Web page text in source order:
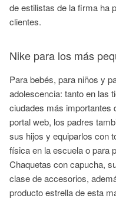
de estilistas de la firma ha
clientes.
Nike para los más
Para bebés, para niños y
adolescencia: tanto en las
ciudades más importantes
portal web, los padres
sus hijos y equiparlos con
física en la escuela o para
Chaquetas con capucha,
clase de accesorios,
producto estrella de esta